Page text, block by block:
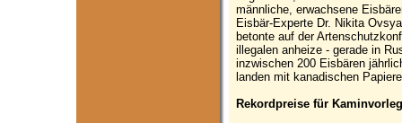
männliche, erwachsene
Eisbär-Experte Dr. Nikita
betonte auf der
illegalen anheize - gerade in
inzwischen 200 Eisbären
landen mit kanadischen
Rekordpreise für